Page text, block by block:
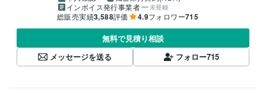
インボイス発行事業者
未登録
総販売実績3,588評価 4.9フォロワー715
無料で見積り相談
メッセージを送る
フォロー715